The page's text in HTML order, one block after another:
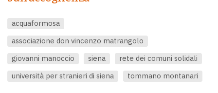
acquaformosa
associazione don vincenzo matrangolo
giovanni manoccio
siena
rete dei comuni solidali
università per stranieri di siena
tommano montanari